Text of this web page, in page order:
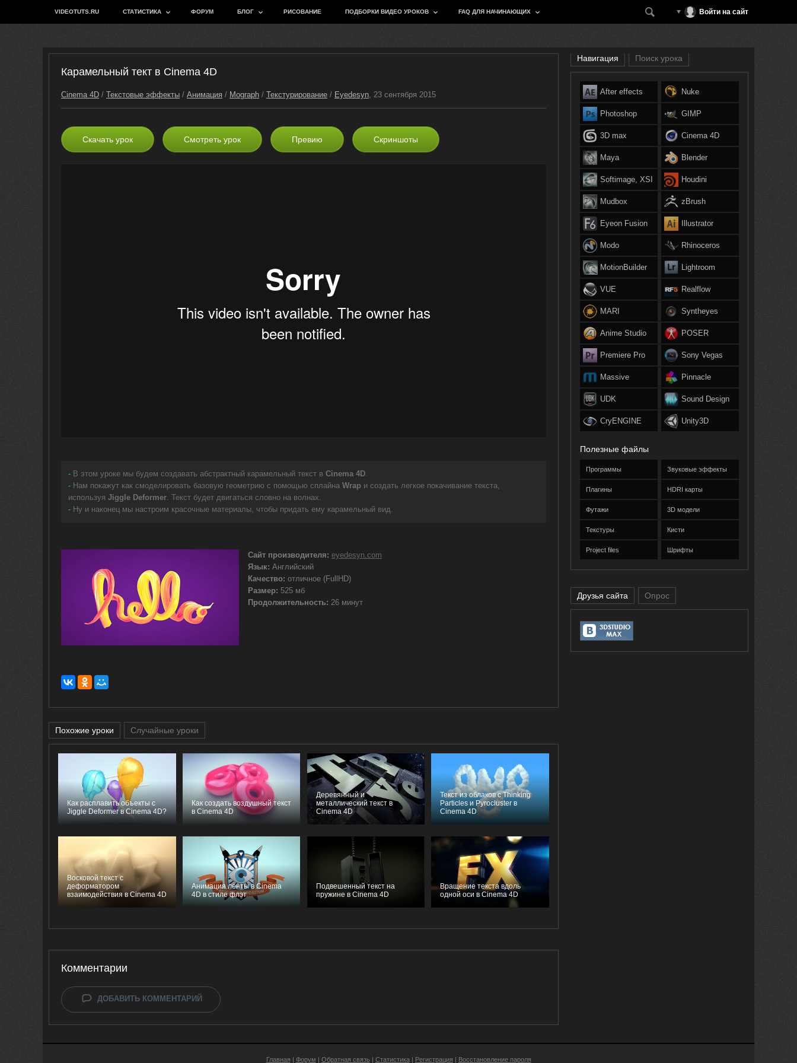
VIDEOTUTS.RU СТАТИСТИКА ФОРУМ БЛОГ РИСОВАНИЕ ПОДБОРКИ ВИДЕО УРОКОВ FAQ ДЛЯ НАЧИНАЮЩИХ Войти на сайт
Карамельный тект в Cinema 4D
Cinema 4D / Текстовые эффекты / Анимация / Mograph / Текстурирование / Eyedesyn, 23 сентября 2015
Скачать урок Смотреть урок Превию Скриншоты
- В этом уроке мы будем создавать абстрактный карамельный текст в Cinema 4D.
- Нам покажут как смоделировать базовую геометрию с помощью сплайна Wrap и создать легкое покачивание текста,
используя Jiggle Deformer. Текст будет двигаться словно на волнах.
- Ну и наконец мы настроим красочные материалы, чтобы придать ему карамельный вид.
Сайт производителя: eyedesyn.com
Язык: Английский
Качество: отличное (FullHD)
Размер: 525 мб
Продолжительность: 26 минут
Похожие уроки Случайные уроки
Как расплавить объекты с
Jiggle Deformer в Cinema 4D?
Как создать воздушный текст
в Cinema 4D
Деревянный и
металлический текст в
Cinema 4D
Текст из облаков с Thinking
Particles и Pyrocluster в
Cinema 4D
Восковой текст с
деформатором
взаимодействия в Cinema 4D
Анимация ленты в Cinema
4D в стиле флэт
Подвешенный текст на
пружине в Cinema 4D
Вращение текста вдоль
одной оси в Cinema 4D
Комментарии
ДОБАВИТЬ КОММЕНТАРИЙ
Навигация Поиск урока
After effects
Photoshop
3D max
Maya
Softimage, XSI
Mudbox
Eyeon Fusion
Modo
MotionBuilder
VUE
MARI
Anime Studio
Premiere Pro
Massive
UDK
CryENGINE
Nuke
GIMP
Cinema 4D
Blender
Houdini
zBrush
Illustrator
Rhinoceros
Lightroom
Realflow
Syntheyes
POSER
Sony Vegas
Pinnacle
Sound Design
Unity3D
Полезные файлы
Программы
Плагины
Футажи
Текстуры
Project files
Звуковые эффекты
HDRI карты
3D модели
Кисти
Шрифты
Друзья сайта Опрос
Главная | Форум | Обратная связь | Статистика| Регистрация | Восстановление пароля